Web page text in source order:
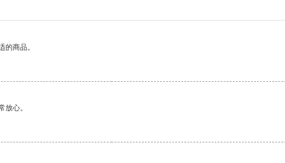
商品。
心。